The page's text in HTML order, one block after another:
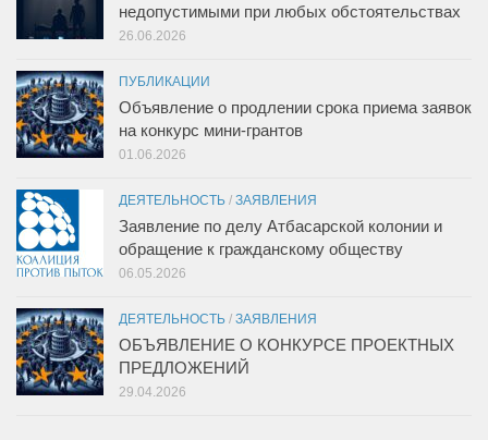
недопустимыми при любых обстоятельствах
26.06.2026
ПУБЛИКАЦИИ
Объявление о продлении срока приема заявок
на конкурс мини-грантов
01.06.2026
ДЕЯТЕЛЬНОСТЬ / ЗАЯВЛЕНИЯ
Заявление по делу Атбасарской колонии и
обращение к гражданскому обществу
06.05.2026
ДЕЯТЕЛЬНОСТЬ / ЗАЯВЛЕНИЯ
ОБЪЯВЛЕНИЕ О КОНКУРСЕ ПРОЕКТНЫХ
ПРЕДЛОЖЕНИЙ
29.04.2026